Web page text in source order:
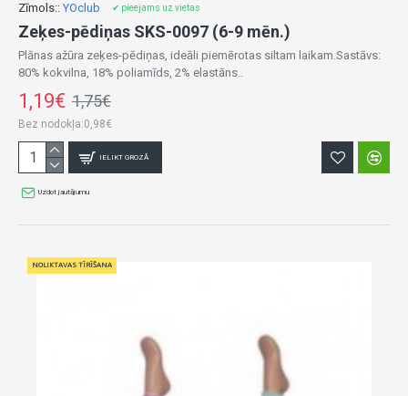
Zīmols:: YOclub ✔ pieejams uz vietas
Zeķes-pēdiņas SKS-0097 (6-9 mēn.)
Plānas ažūra zeķes-pēdiņas, ideāli piemērotas siltam laikam.Sastāvs:
80% kokvilna, 18% poliamīds, 2% elastāns..
1,19€ 1,75€
Bez nodokļa:0,98€
IELIKT GROZĀ
Uzdot jautājumu
NOLIKTAVAS TĪRĪŠANA